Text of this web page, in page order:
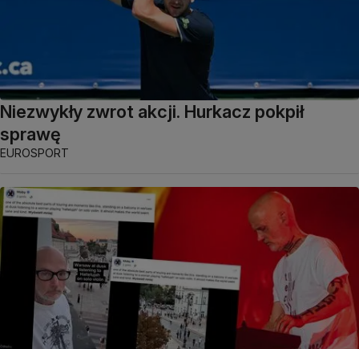
Niezwykły zwrot akcji. Hurkacz pokpił
sprawę
EUROSPORT